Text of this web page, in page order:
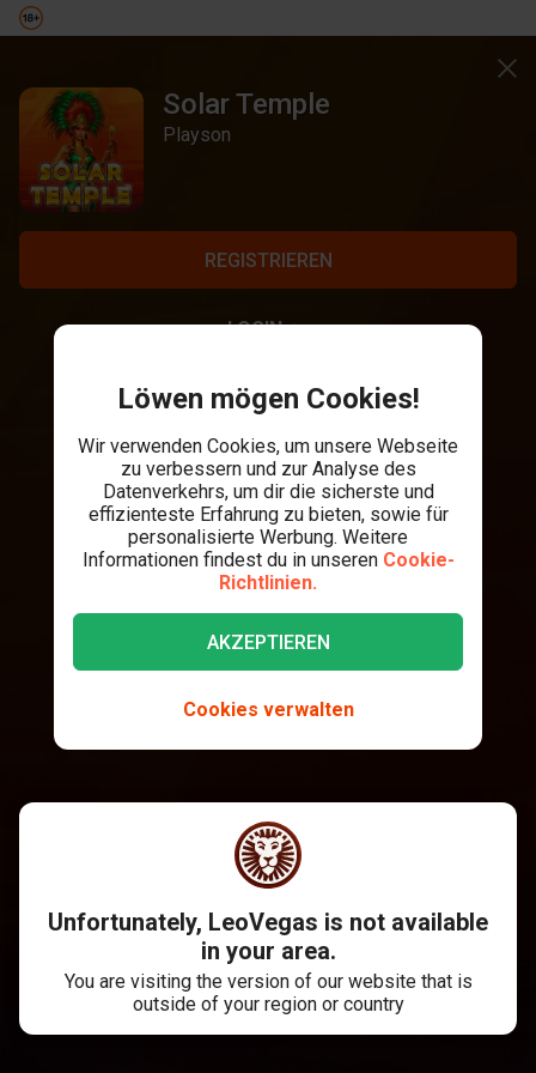
Solar Temple
Playson
REGISTRIEREN
LOGIN
Löwen mögen Cookies!
Wir verwenden Cookies, um unsere Webseite
zu verbessern und zur Analyse des
Datenverkehrs, um dir die sicherste und
effizienteste Erfahrung zu bieten, sowie für
personalisierte Werbung. Weitere
Informationen findest du in unseren Cookie-
Richtlinien.
AKZEPTIEREN
Cookies verwalten
Unfortunately, LeoVegas is not available
in your area.
You are visiting the version of our website that is
outside of your region or country